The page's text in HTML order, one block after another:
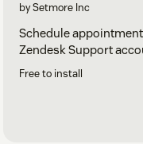
by Setmore Inc
Schedule
Zendesk Support
Free to install